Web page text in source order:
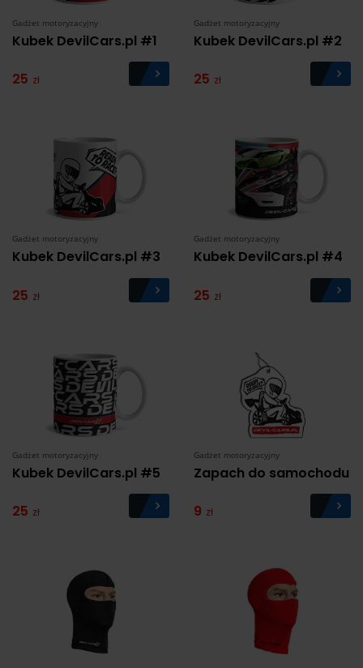
Gadżet motoryzacyjny
Kubek DevilCars.pl #1
25 zł
Gadżet motoryzacyjny
Kubek DevilCars.pl #2
25 zł
Gadżet motoryzacyjny
Kubek DevilCars.pl #3
25 zł
Gadżet motoryzacyjny
Kubek DevilCars.pl #4
25 zł
Gadżet motoryzacyjny
Kubek DevilCars.pl #5
25 zł
Gadżet motoryzacyjny
Zapach do samochodu
9 zł